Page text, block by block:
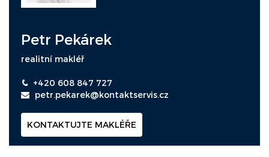
Petr Pekárek
realitní makléř
+420 608 847 727
petr.pekarek@kontaktservis.cz
KONTAKTUJTE MAKLÉŘE